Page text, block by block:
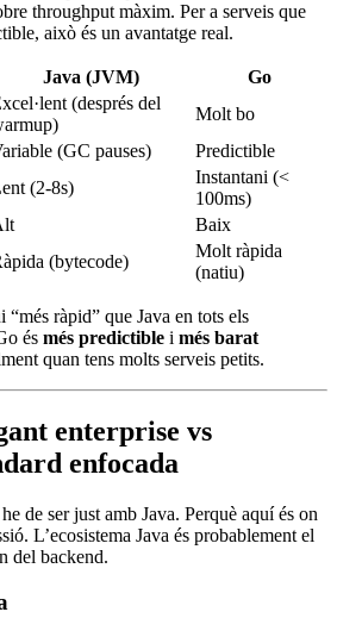
throughput màxim. Per a serveis que
això és un avantatge real.
Java (JVM)
Go
(després del
Molt bo
(GC pauses)
Predictible
(2-8s)
Instantani (<
100ms)
Baix
(bytecode)
Molt ràpida
(natiu)
ràpid” que Java en tots els
és més predictible i més barat
quan tens molts serveis petits.
enterprise vs
enfocada
de ser just amb Java. Perquè aquí és on
L’ecosistema Java és probablement el
del backend.